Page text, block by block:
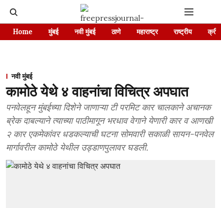
Home मुंबई नवी मुंबई ठाणे महाराष्ट्र राष्ट्रीय
नवी मुंबई
कामोठे येथे ४ वाहनांचा विचित्र अपघात
पनवेलहून मुंबईच्या दिशेने जाणाऱ्या टी परमिट कार चालकाने अचानक
ब्रेक दाबल्याने त्याच्या पाठीमागून भरधाव वेगाने येणारी कार व आणखी
२ कार एकमेकांवर धडकल्याची घटना सोमवारी सकाळी सायन-पनवेल
मार्गावरील कामोठे येथील उड्डाणपुलावर घडली.